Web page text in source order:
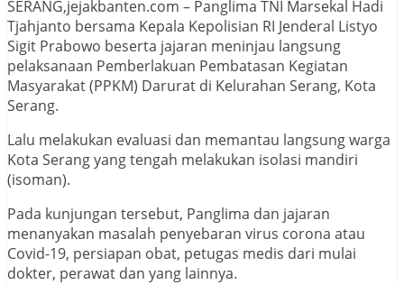
SERANG,jejakbanten.com – Panglima TNI Marsekal Hadi
Tjahjanto bersama Kepala Kepolisian RI Jenderal Listyo
Sigit Prabowo beserta jajaran meninjau langsung
pelaksanaan Pemberlakuan Pembatasan Kegiatan
Masyarakat (PPKM) Darurat di Kelurahan Serang, Kota
Serang.
Lalu melakukan evaluasi dan memantau langsung warga
Kota Serang yang tengah melakukan isolasi mandiri
(isoman).
Pada kunjungan tersebut, Panglima dan jajaran
menanyakan masalah penyebaran virus corona atau
Covid-19, persiapan obat, petugas medis dari mulai
dokter, perawat dan yang lainnya.